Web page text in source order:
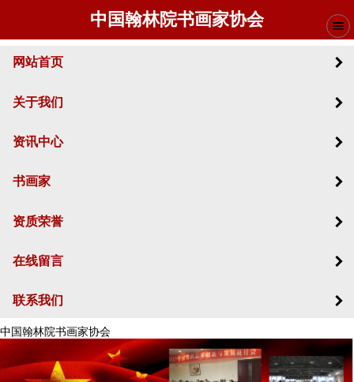
中国翰林院书画家协会
网站首页
关于我们
资讯中心
书画家
资质荣誉
在线留言
联系我们
中国翰林院书画家协会